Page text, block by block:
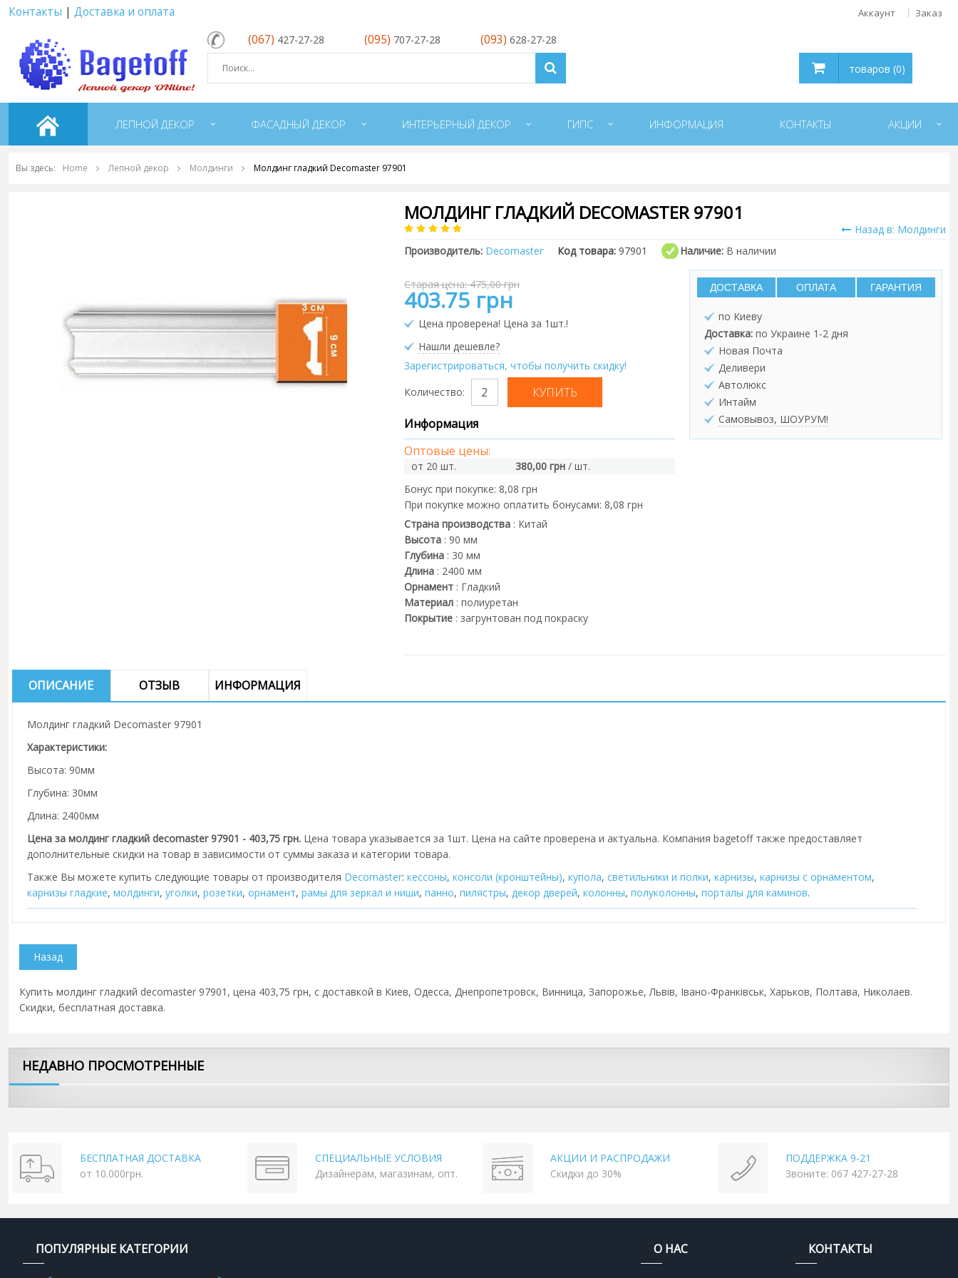
Контакты | Доставка и оплата Аккаунт Заказ
(067) 427-27-28 (095) 707-27-28 (093) 628-27-28
товаров (0)
ЛЕПНОЙ ДЕКОР ФАСАДНЫЙ ДЕКОР ИНТЕРЬЕРНЫЙ ДЕКОР ГИПС ИНФОРМАЦИЯ КОНТАКТЫ АКЦИИ
Вы здесь: Home Лепной декор Молдинги Молдинг гладкий Decomaster 97901
МОЛДИНГ ГЛАДКИЙ DECOMASTER 97901
Назад в: Молдинги
Производитель: Decomaster Код товара: 97901 Наличие: В наличии
Старая цена: 475,00 грн
403.75 грн
Цена проверена! Цена за 1шт.!
Нашли дешевле?
Зарегистрироваться, чтобы получить скидку!
Количество:
Информация
Оптовые цены:
от 20 шт. 380,00 грн / шт.
Бонус при покупке: 8,08 грн
При покупке можно оплатить бонусами: 8,08 грн
Страна производства: Китай
Высота: 90 мм
Глубина: 30 мм
Длина: 2400 мм
Орнамент: Гладкий
Материал: полиуретан
Покрытие: загрунтован под покраску
ДОСТАВКА ОПЛАТА ГАРАНТИЯ
по Киеву
Доставка: по Украине 1-2 дня
Новая Почта
Деливери
Автолюкс
Интайм
Самовывоз, ШОУРУМ!
ОПИСАНИЕ ОТЗЫВ ИНФОРМАЦИЯ
Молдинг гладкий Decomaster 97901
Характеристики:
Высота: 90мм
Глубина: 30мм
Длина: 2400мм
Цена за молдинг гладкий decomaster 97901 - 403,75 грн. Цена товара указывается за 1шт. Цена на сайте проверена и актуальна. Компания bagetoff также предоставляет
дополнительные скидки на товар в зависимости от суммы заказа и категории товара.
Также Вы можете купить следующие товары от производителя Decomaster: кессоны, консоли (кронштейны), купола, cветильники и полки, карнизы, карнизы с орнаментом,
карнизы гладкие, молдинги, уголки, розетки, орнамент, рамы для зеркал и ниши, панно, пилястры, декор дверей, колонны, полуколонны, порталы для каминов.
Купить молдинг гладкий decomaster 97901, цена 403,75 грн, с доставкой в Киев, Одесса, Днепропетровск, Винница, Запорожье, Львів, Івано-Франківськ, Харьков, Полтава, Николаев.
Скидки, бесплатная доставка.
НЕДАВНО ПРОСМОТРЕННЫЕ
БЕСПЛАТНАЯ ДОСТАВКА
от 10.000грн.
СПЕЦИАЛЬНЫЕ УСЛОВИЯ
Дизайнерам, магазинам, опт.
АКЦИИ И РАСПРОДАЖИ
Скидки до 30%
ПОДДЕРЖКА 9-21
Звоните: 067 427-27-28
ПОПУЛЯРНЫЕ КАТЕГОРИИ О НАС КОНТАКТЫ